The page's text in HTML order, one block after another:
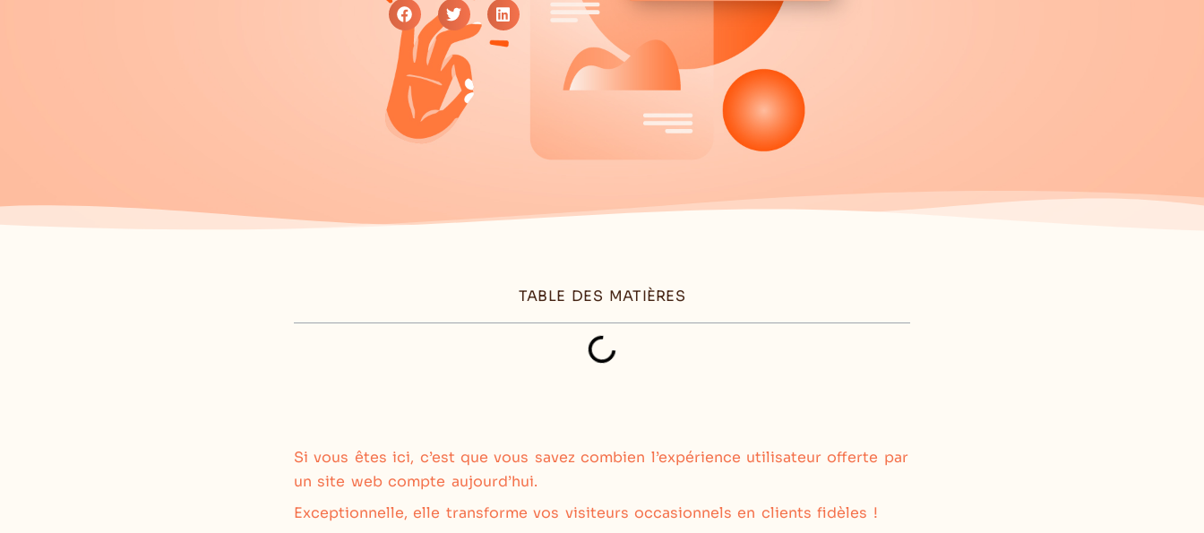
TABLE DES MATIÈRES
Si vous êtes ici, c’est que vous savez combien l’expérience utilisateur offerte par
un site web compte aujourd’hui.
Exceptionnelle, elle transforme vos visiteurs occasionnels en clients fidèles !